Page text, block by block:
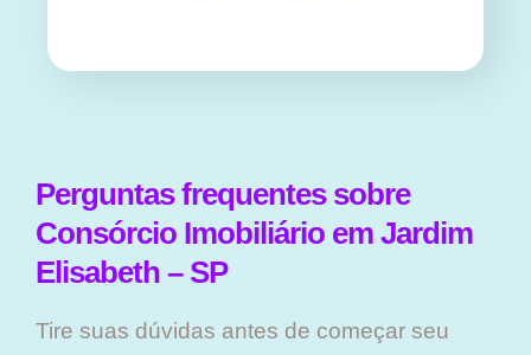
Perguntas frequentes sobre
Consórcio Imobiliário em Jardim
Elisabeth – SP
Tire suas dúvidas antes de começar seu